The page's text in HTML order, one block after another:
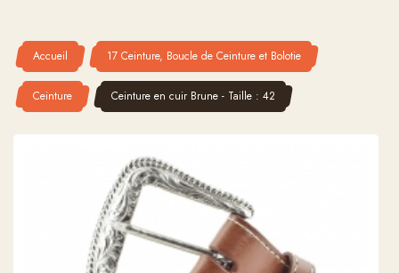
Accueil 17 Ceinture, Boucle de Ceinture et Bolotie
Ceinture Ceinture en cuir Brune - Taille : 42